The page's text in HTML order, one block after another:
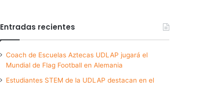
Entradas recientes
Coach de Escuelas Aztecas UDLAP jugará el
Mundial de Flag Football en Alemania
Estudiantes STEM de la UDLAP destacan en el